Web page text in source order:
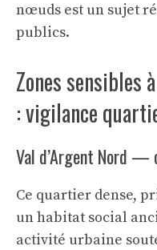
nœuds est un sujet
publics.
Zones sensibles
: vigilance
Val d’Argent Nord
Ce quartier dense,
un habitat social
activité urbaine